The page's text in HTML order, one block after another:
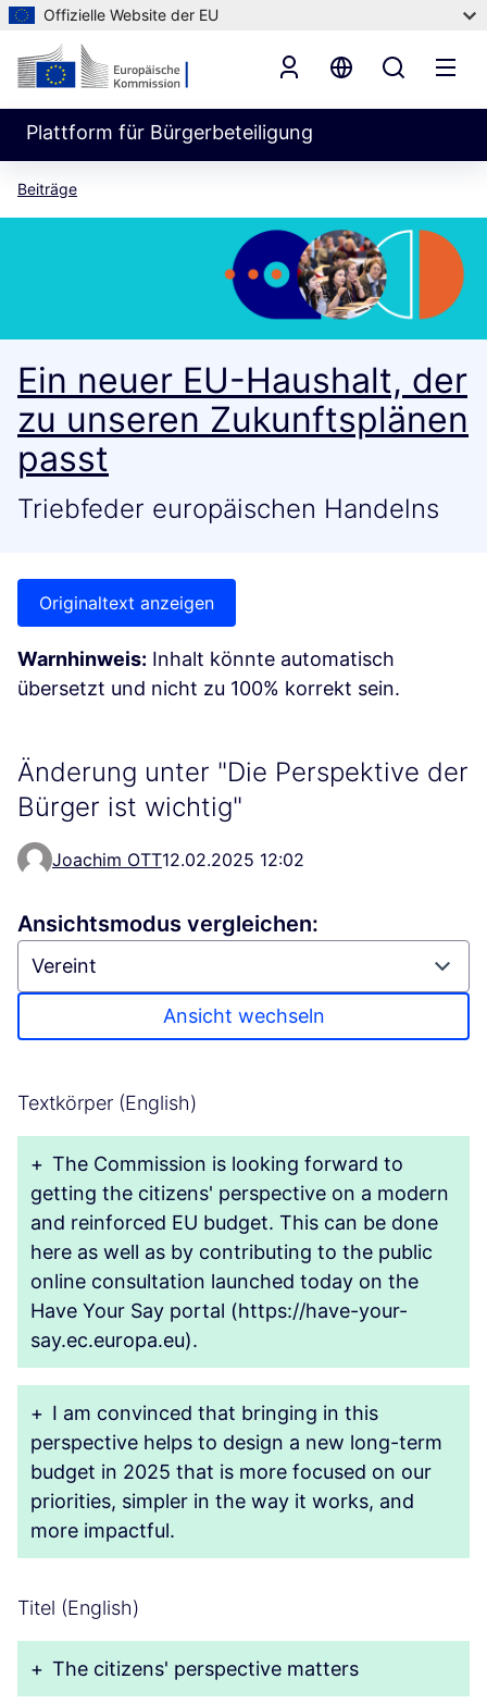
Offizielle Website der EU
Plattform für Bürgerbeteiligung
Beiträge
Ein neuer EU-Haushalt, der
zu unseren Zukunftsplänen
passt
Triebfeder europäischen Handelns
Originaltext anzeigen
Warnhinweis: Inhalt könnte automatisch
übersetzt und nicht zu 100% korrekt sein.
Änderung unter "Die Perspektive der
Bürger ist wichtig"
Joachim OTT12.02.2025 12:02
Ansichtsmodus vergleichen:
Ansicht wechseln
Textkörper (English)
+ The Commission is looking forward to
getting the citizens' perspective on a modern
and reinforced EU budget. This can be done
here as well as by contributing to the public
online consultation launched today on the
Have Your Say portal (https://have-your-
say.ec.europa.eu).
+ I am convinced that bringing in this
perspective helps to design a new long-term
budget in 2025 that is more focused on our
priorities, simpler in the way it works, and
more impactful.
Titel (English)
+ The citizens' perspective matters